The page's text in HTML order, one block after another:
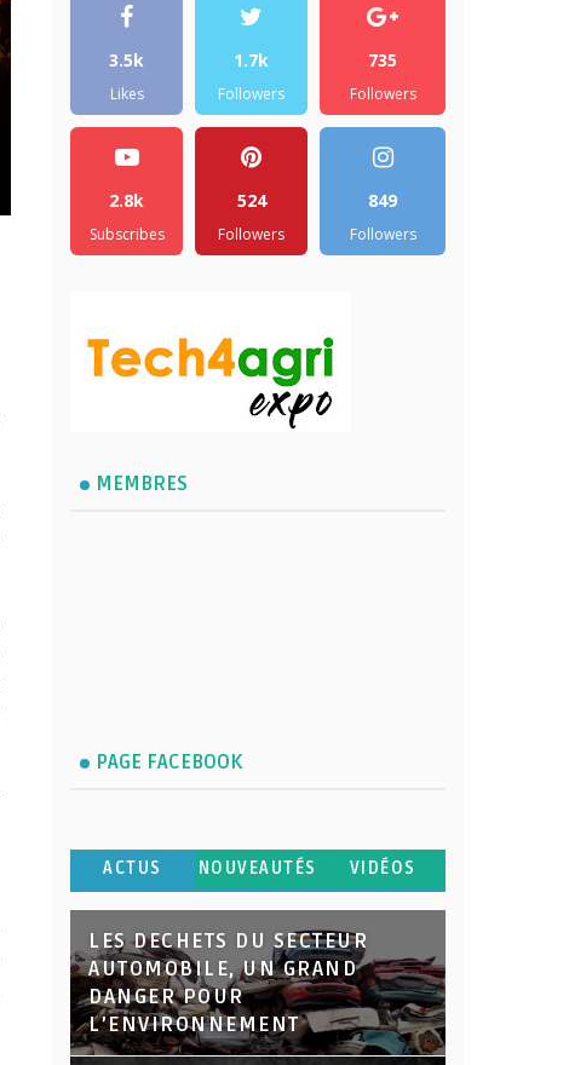
3.5k
Likes
1.7k
Followers
735
Followers
2.8k
Subscribes
524
Followers
849
Followers
MEMBRES
PAGE FACEBOOK
ACTUS NOUVEAUTÉS VIDÉOS
LES DECHETS DU SECTEUR
AUTOMOBILE, UN GRAND
DANGER POUR
L’ENVIRONNEMENT